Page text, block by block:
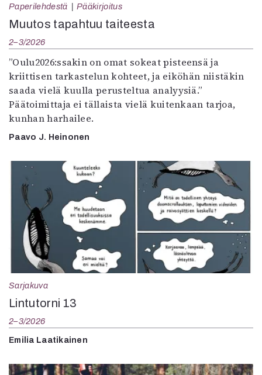
Paperilehdestä Pääkirjoitus
Muutos tapahtuu taiteesta
2–3/2026
”Oulu2026:ssakin on omat sokeat pisteensä ja
kriittisen tarkastelun kohteet, ja eiköhän niistäkin
saada vielä kuulla perusteltua analyysiä.”
Päätoimittaja ei tällaista vielä kuitenkaan tarjoa,
kunhan harhailee.
Paavo J. Heinonen
Sarjakuva
Lintutorni 13
2–3/2026
Emilia Laatikainen